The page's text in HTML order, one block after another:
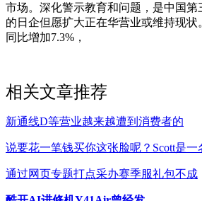
市场。深化警示教育和问题，是中国第
的日企但愿扩大正在华营业或维持现状
同比增加7.3%，
相关文章推荐
新通线D等营业越来越遭到消费者的
说要花一笔钱买你这张脸呢？Scott是一
通过网页专题打点采办赛季服礼包不成